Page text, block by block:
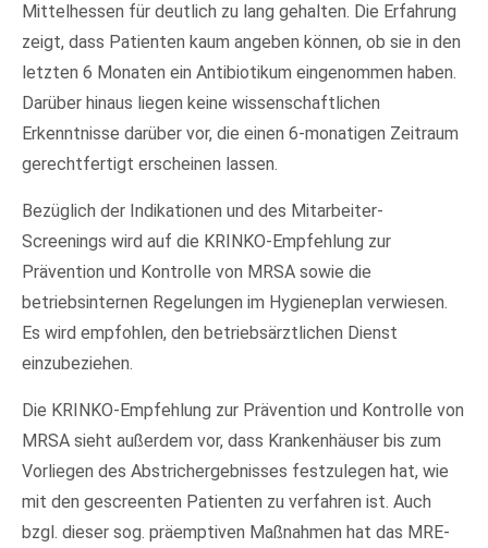
Have any questions?
+44 1234 567 890
Drop us a line
info@yourdomain.com
About us
Lorem ipsum dolor sit amet, consectetuer
adipiscing elit.
Aenean commodo ligula eget dolor. Aenean massa.
montes, nascetur ridiculus mus. Donec quam felis,
ultricies nec.
Mittelhessen für deutlich zu lang gehalten. Die Erfahrung
zeigt, dass Patienten kaum angeben können, ob sie in den
letzten 6 Monaten ein Antibiotikum eingenommen haben.
Darüber hinaus liegen keine wissenschaftlichen
Erkenntnisse darüber vor, die einen 6-monatigen Zeitraum
gerechtfertigt erscheinen lassen.
Bezüglich der Indikationen und des Mitarbeiter-
Screenings wird auf die KRINKO-Empfehlung zur
Prävention und Kontrolle von MRSA sowie die
betriebsinternen Regelungen im Hygieneplan verwiesen.
Es wird empfohlen, den betriebsärztlichen Dienst
einzubeziehen.
Die KRINKO-Empfehlung zur Prävention und Kontrolle von
MRSA sieht außerdem vor, dass Krankenhäuser bis zum
Vorliegen des Abstrichergebnisses festzulegen hat, wie
mit den gescreenten Patienten zu verfahren ist. Auch
bzgl. dieser sog. präemptiven Maßnahmen hat das MRE-